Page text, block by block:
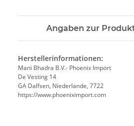
Angaben zur
Herstellerinformationen:
Mani Bhadra B.V.- Phoenix Import
De Vesting 14
GA Dalfsen, Niederlande, 7722
https://www.phoeniximport.com